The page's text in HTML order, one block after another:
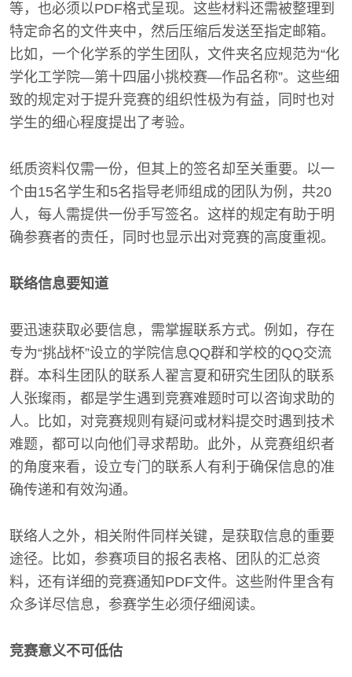
等，也必须以PDF格式呈现。这些材料还需被整理到
特定命名的文件夹中，然后压缩后发送至指定邮箱。
比如，一个化学系的学生团队，文件夹名应规范为“化
学化工学院—第十四届小挑校赛—作品名称”。这些细
致的规定对于提升竞赛的组织性极为有益，同时也对
学生的细心程度提出了考验。
纸质资料仅需一份，但其上的签名却至关重要。以一
个由15名学生和5名指导老师组成的团队为例，共20
人，每人需提供一份手写签名。这样的规定有助于明
确参赛者的责任，同时也显示出对竞赛的高度重视。
联络信息要知道
要迅速获取必要信息，需掌握联系方式。例如，存在
专为“挑战杯”设立的学院信息QQ群和学校的QQ交流
群。本科生团队的联系人翟言夏和研究生团队的联系
人张璨雨，都是学生遇到竞赛难题时可以咨询求助的
人。比如，对竞赛规则有疑问或材料提交时遇到技术
难题，都可以向他们寻求帮助。此外，从竞赛组织者
的角度来看，设立专门的联系人有利于确保信息的准
确传递和有效沟通。
联络人之外，相关附件同样关键，是获取信息的重要
途径。比如，参赛项目的报名表格、团队的汇总资
料，还有详细的竞赛通知PDF文件。这些附件里含有
众多详尽信息，参赛学生必须仔细阅读。
竞赛意义不可低估